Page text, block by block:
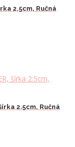
2.5cm, Ručná
2.5cm, Ručná